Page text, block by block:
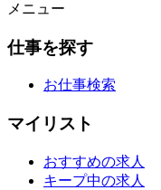
メニュー
仕事を探す
お仕事検索
マイリスト
おすすめの求人
キープ中の求人